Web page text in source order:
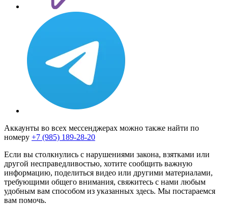
Аккаунты во всех мессенджерах можно также найти по
номеру +7 (985) 189-28-20
Если вы столкнулись с нарушениями закона, взятками или
другой несправедливостью, хотите сообщить важную
информацию, поделиться видео или другими материалами,
требующими общего внимания, свяжитесь с нами любым
удобным вам способом из указанных здесь. Мы постараемся
вам помочь.